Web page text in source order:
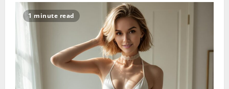
害
了
度:
揭
秘
1 minute read